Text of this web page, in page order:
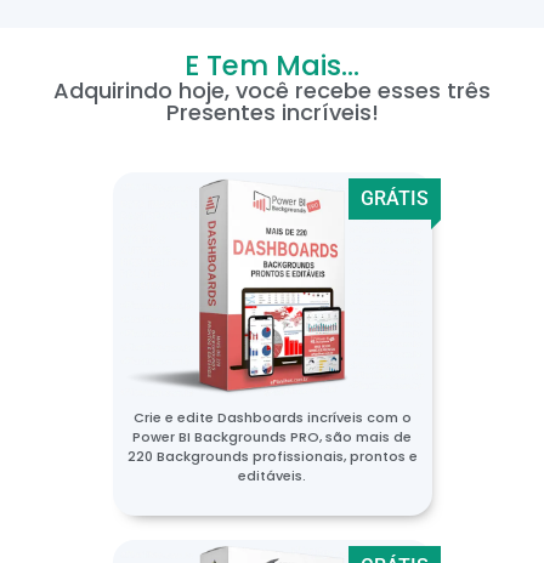
E Tem Mais...
Adquirindo hoje, você recebe esses três
Presentes incríveis!
GRÁTIS
Crie e edite Dashboards incríveis com o
Power BI Backgrounds PRO, são mais de
220 Backgrounds profissionais, prontos e
editáveis.